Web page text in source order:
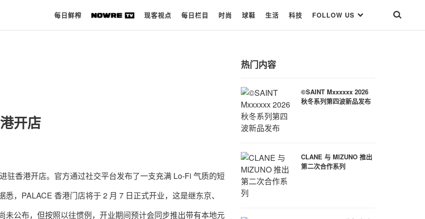
每日鲜榨 现客视点 每日栏目 时尚 球鞋 生活 科技 FOLLOW US
生 活
科 技
开店
驻香港开店。官方通过社交平台发布了一支充满 Lo-Fi 气质的短
，PALACE 香港门店将于 2 月 7 日正式开业，这是继东京、
公布，但按照以往惯例，开业期间预计会同步推出带有本地元
热门内容
©SAINT Mxxxxxx 2026
秋冬系列第四波新品发布
CLANE 与 MIZUNO 推出
第二次合作系列